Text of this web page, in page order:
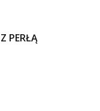
PERŁĄ